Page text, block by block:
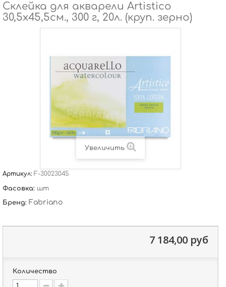
Склейка для акварели Artistico
30,5х45,5см., 300 г, 20л. (круп. зерно)
Увеличить
Артикул: F-30023045
Фасовка: шт
Бренд: Fabriano
7 184,00 руб
Количество